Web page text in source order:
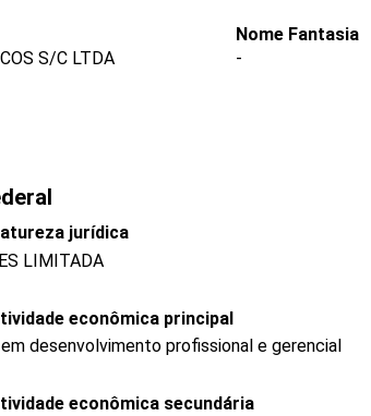
S/C LTDA
Nome Fantasia
-
jurídica
LIMITADA
econômica principal
desenvolvimento profissional e gerencial
econômica secundária